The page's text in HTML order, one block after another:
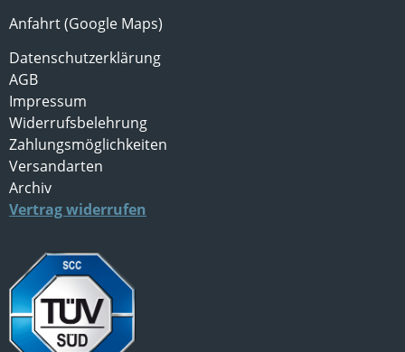
Anfahrt (Google Maps)
Datenschutzerklärung
AGB
Impressum
Widerrufsbelehrung
Zahlungsmöglichkeiten
Versandarten
Archiv
Vertrag widerrufen